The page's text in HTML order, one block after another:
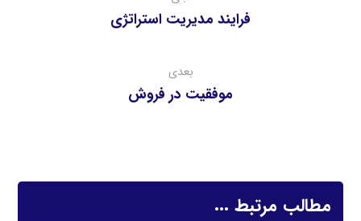
فرايند مديريت استراتژي
بعدی
موفقيت در فروش
مطالب مرتبط ...